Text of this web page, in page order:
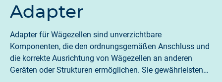
Adapter
Adapter für Wägezellen sind unverzichtbare
Komponenten, die den ordnungsgemäßen Anschluss und
die korrekte Ausrichtung von Wägezellen an anderen
Geräten oder Strukturen ermöglichen. Sie gewährleisten